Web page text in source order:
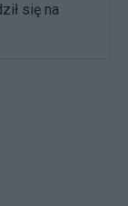
się na